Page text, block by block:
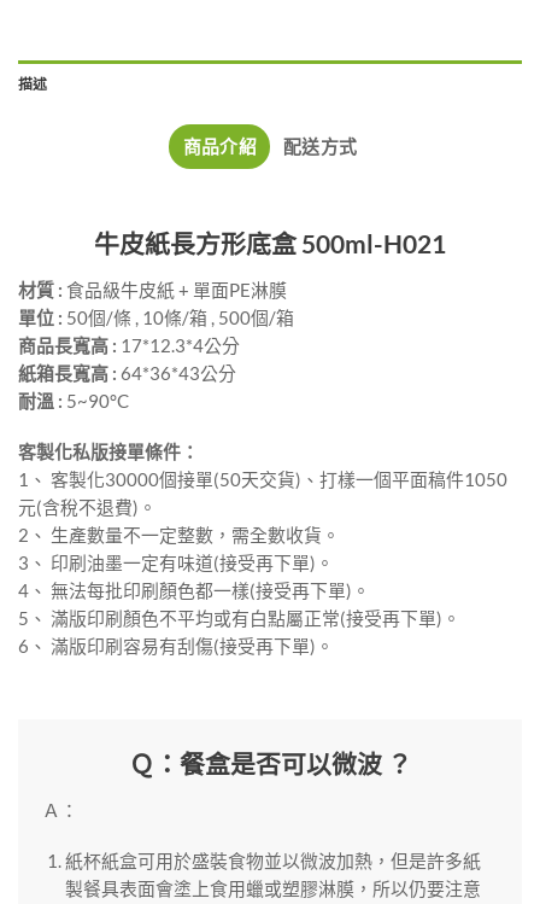
描述
商品介紹 配送方式
牛皮紙長方形底盒 500ml-H021
材質 : 食品級牛皮紙 + 單面PE淋膜
單位 : 50個/條 , 10條/箱 , 500個/箱
商品長寬高 : 17*12.3*4公分
紙箱長寬高 : 64*36*43公分
耐溫 : 5~90°C
客製化私版接單條件：
1、 客製化30000個接單(50天交貨)、打樣一個平面稿件1050
元(含稅不退費)。
2、 生產數量不一定整數，需全數收貨。
3、 印刷油墨一定有味道(接受再下單)。
4、 無法每批印刷顏色都一樣(接受再下單)。
5、 滿版印刷顏色不平均或有白點屬正常(接受再下單)。
6、 滿版印刷容易有刮傷(接受再下單)。
Ｑ：餐盒是否可以微波 ？
Ａ：
紙杯紙盒可用於盛裝食物並以微波加熱，但是許多紙
製餐具表面會塗上食用蠟或塑膠淋膜，所以仍要注意